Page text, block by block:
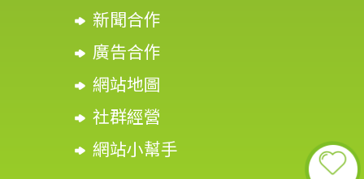
新聞合作
廣告合作
網站地圖
社群經營
網站小幫手